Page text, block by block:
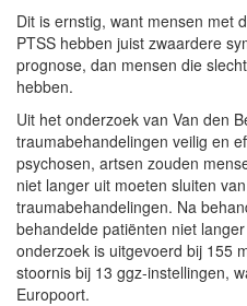
Dit is ernstig, want mensen met
PTSS hebben juist zwaardere
prognose, dan mensen die
hebben.
Uit het onderzoek van Van den
traumabehandelingen veilig en
psychosen, artsen zouden
niet langer uit moeten sluiten
traumabehandelingen. Na
behandelde patiënten niet
onderzoek is uitgevoerd bij 155
stoornis bij 13 ggz-instellingen,
Europoort.